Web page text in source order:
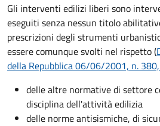
Gli interventi edilizi liberi sono
eseguiti senza nessun titolo
prescrizioni degli strumenti
essere comunque svolti nel rispetto (
della Repubblica 06/06/2001, n.
delle altre normative di settore
disciplina dell'attività edilizia
delle norme antisismiche, di